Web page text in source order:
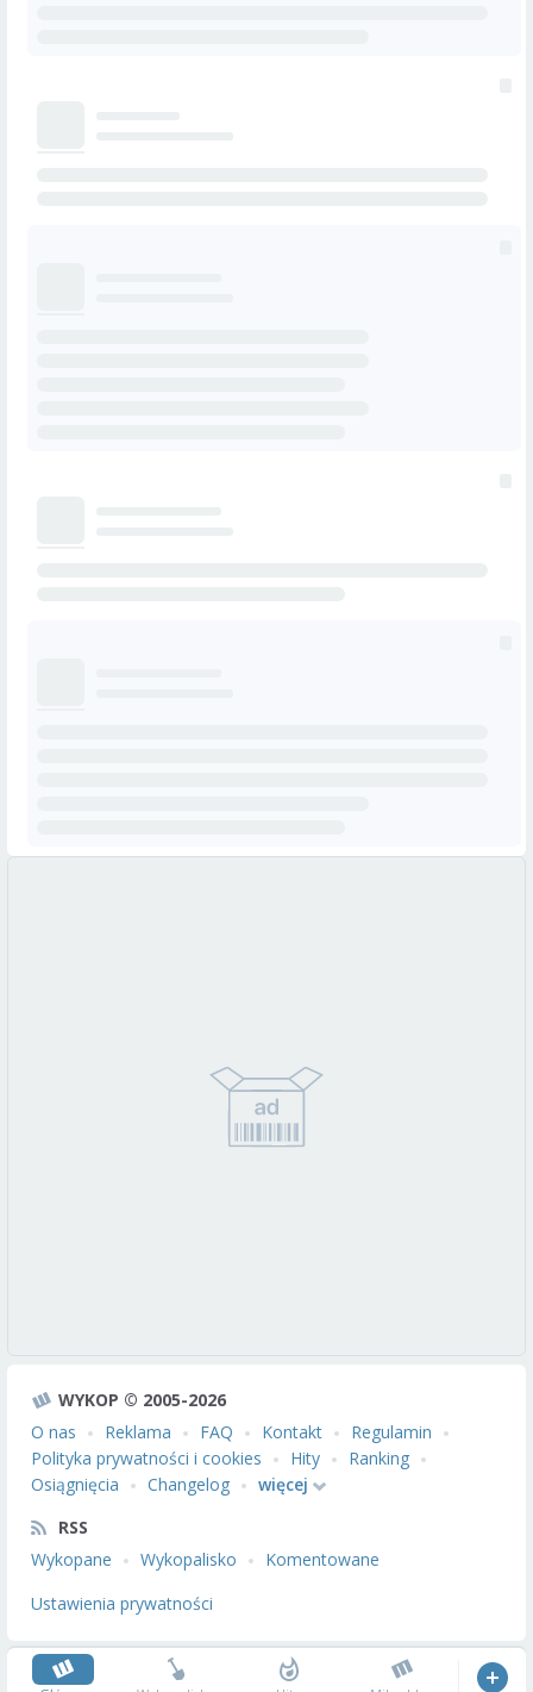
WYKOP © 2005-2026
O nas
Reklama FAQ Kontakt
Regulamin
Polityka prywatności i cookies
Hity
Ranking
Osiągnięcia
Changelog
więcej
RSS
Wykopane
Wykopalisko
Komentowane
Ustawienia prywatności